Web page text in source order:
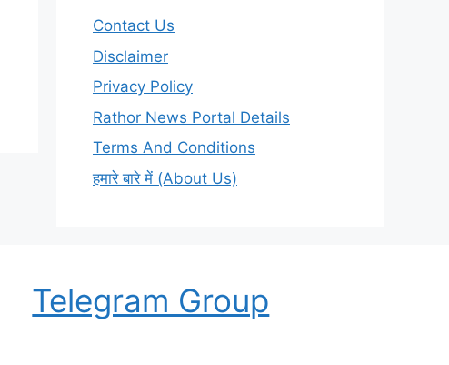
Contact Us
Disclaimer
Privacy Policy
Rathor News Portal Details
Terms And Conditions
हमारे बारे में (About Us)
Telegram Group